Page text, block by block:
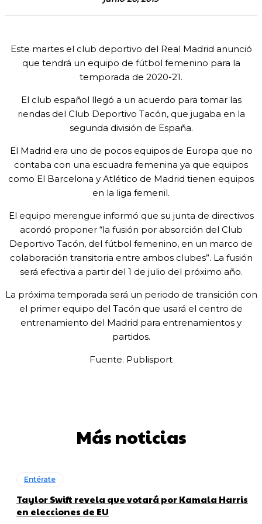
Este martes el club deportivo del Real Madrid anunció
que tendrá un equipo de fútbol femenino para la
temporada de 2020-21.
El club español llegó a un acuerdo para tomar las
riendas del Club Deportivo Tacón, que jugaba en la
segunda división de España.
El Madrid era uno de pocos equipos de Europa que no
contaba con una escuadra femenina ya que equipos
como El Barcelona y Atlético de Madrid tienen equipos
en la liga femenil.
El equipo merengue informó que su junta de directivos
acordó proponer “la fusión por absorción del Club
Deportivo Tacón, del fútbol femenino, en un marco de
colaboración transitoria entre ambos clubes”. La fusión
será efectiva a partir del 1 de julio del próximo año.
La próxima temporada será un periodo de transición con
el primer equipo del Tacón que usará el centro de
entrenamiento del Madrid para entrenamientos y
partidos.
Fuente. Publisport
Más noticias
Entérate
Taylor Swift revela que votará por Kamala Harris
en elecciones de EU